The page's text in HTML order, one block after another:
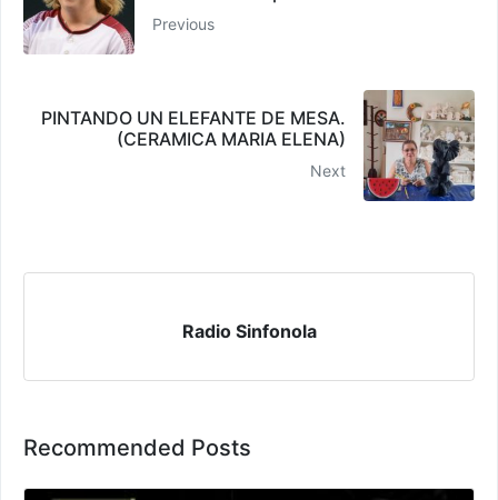
Previous
PINTANDO UN ELEFANTE DE MESA.
(CERAMICA MARIA ELENA)
Next
Radio Sinfonola
Recommended Posts